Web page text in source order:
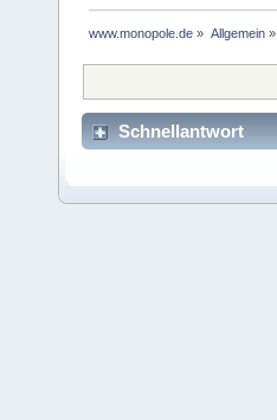
www.monopole.de » Allgemein»
Schnellantwort